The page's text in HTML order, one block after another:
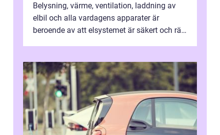
Belysning, värme, ventilation, laddning av
elbil och alla vardagens apparater är
beroende av att elsystemet är säkert och rätt